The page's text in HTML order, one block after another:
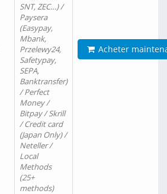
SNT, ZEC…) /
Paysera
(Easypay,
Mbank,
Przelewy24,
Safetypay,
SEPA,
Banktransfer)
/ Perfect
Money /
Bitpay / Skrill
/ Credit card
(Japan Only) /
Neteller /
Local
Methods
(25+
methods)
Acheter